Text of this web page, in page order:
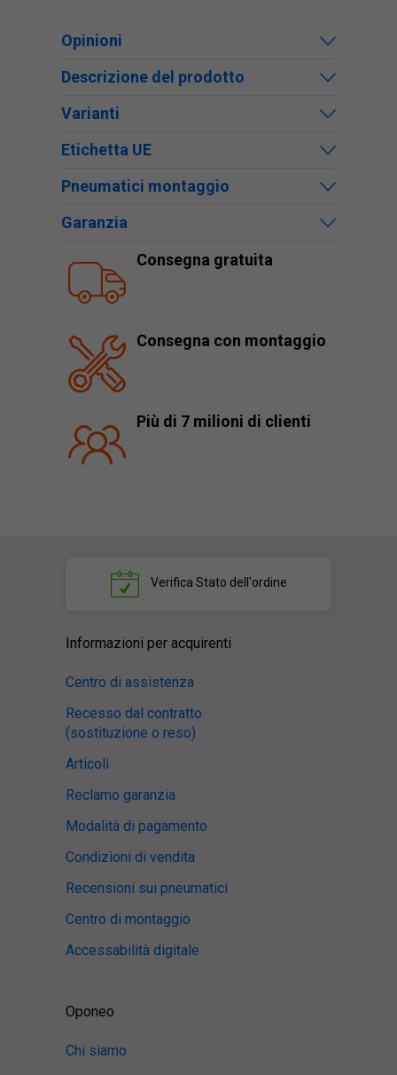
Opinioni
Descrizione del prodotto
Varianti
Etichetta UE
Pneumatici montaggio
Garanzia
Consegna gratuita
Consegna con montaggio
Più di 7 milioni di clienti
Verifica Stato dell'ordine
Informazioni per acquirenti
Centro di assistenza
Recesso dal contratto
(sostituzione o reso)
Articoli
Reclamo garanzia
Modalità di pagamento
Condizioni di vendita
Recensioni sui pneumatici
Centro di montaggio
Accessabilità digitale
Oponeo
Chi siamo